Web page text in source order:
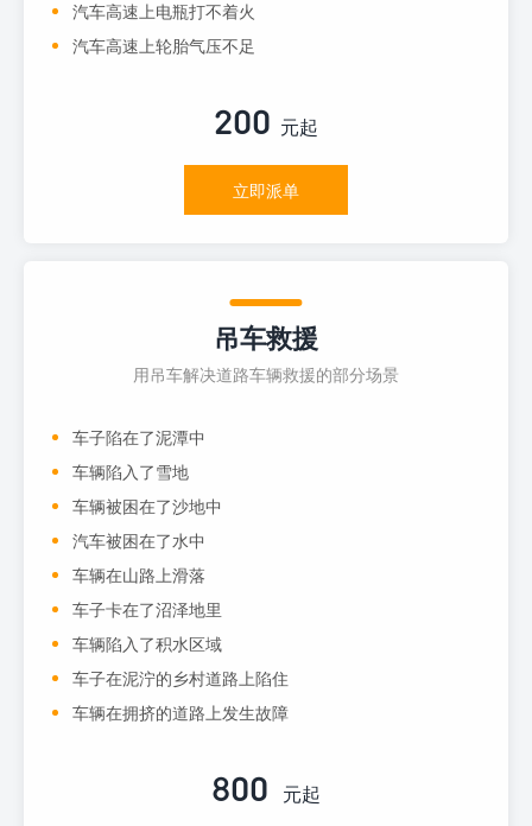
汽车高速上电瓶打不着火
汽车高速上轮胎气压不足
200 元起
立即派单
吊车救援
用吊车解决道路车辆救援的部分场景
车子陷在了泥潭中
车辆陷入了雪地
车辆被困在了沙地中
汽车被困在了水中
车辆在山路上滑落
车子卡在了沼泽地里
车辆陷入了积水区域
车子在泥泞的乡村道路上陷住
车辆在拥挤的道路上发生故障
800 元起